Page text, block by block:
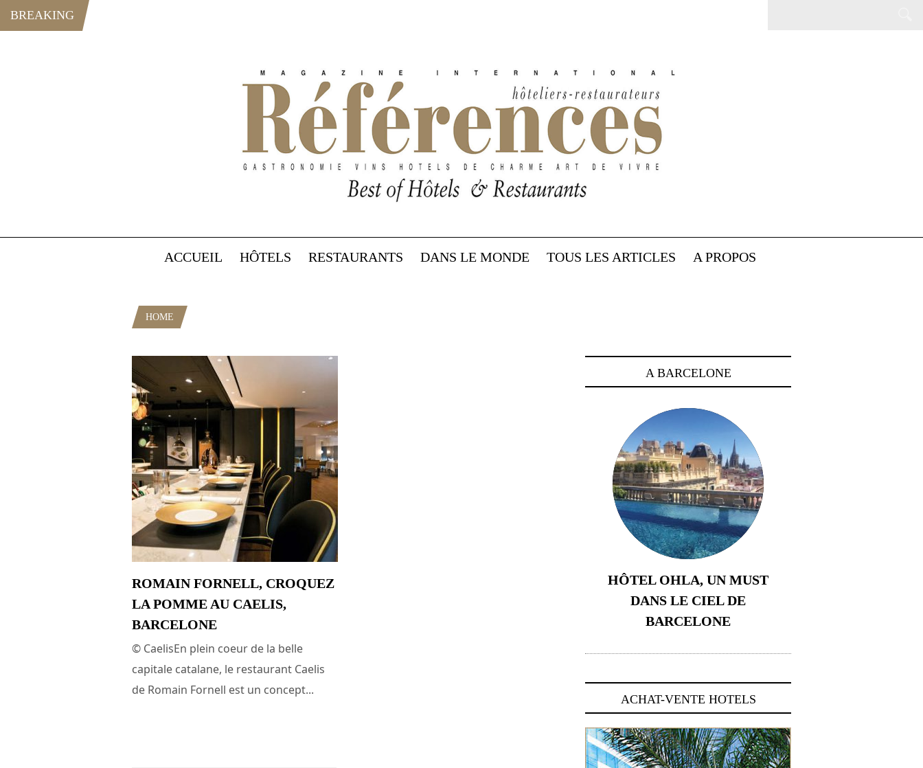
BREAKING
ACCUEIL HÔTELS RESTAURANTS DANS LE MONDE TOUS LES ARTICLES A PROPOS
HOME
ROMAIN FORNELL, CROQUEZ
LA POMME AU CAELIS,
BARCELONE
© CaelisEn plein coeur de la belle
capitale catalane, le restaurant Caelis
de Romain Fornell est un concept...
A BARCELONE
HÔTEL OHLA, UN MUST
DANS LE CIEL DE
BARCELONE
ACHAT-VENTE HOTELS